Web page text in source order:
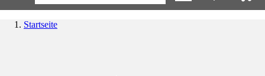
Startseite